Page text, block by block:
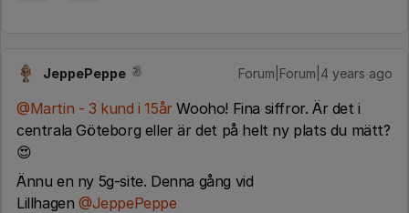
JeppePeppe Forum|Forum|4 years ago
@Martin - 3 kund i 15år Wooho! Fina siffror. Är det i
centrala Göteborg eller är det på helt ny plats du mätt?
😍
Ännu en ny 5g-site. Denna gång vid
Lillhagen @JeppePeppe